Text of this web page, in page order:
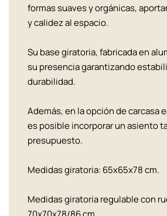
formas suaves y orgánicas,
y calidez al espacio.
Su base giratoria, fabricada en
su presencia garantizando
durabilidad.
Además, en la opción de carcasa
es posible incorporar un asiento
presupuesto.
Medidas giratoria: 65x65x78 cm.
Medidas giratoria regulable con